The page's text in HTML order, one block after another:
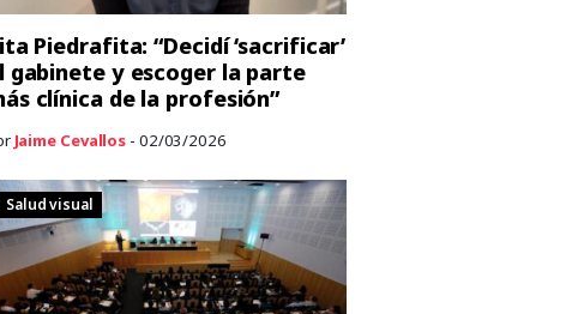
Piedrafita: “Decidí ‘sacrificar’
gabinete y escoger la parte
clínica de la profesión”
Jaime Cevallos - 02/03/2026
Salud visual